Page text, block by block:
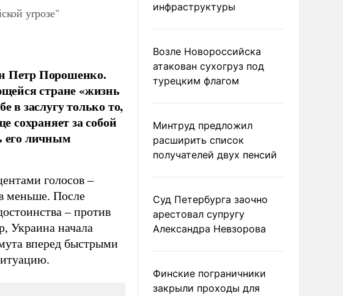
угрозе"
Петр Порошенко.
стране «жизнь
в заслугу только то,
сохраняет за собой
его личным
голосов –
меньше. После
– против
Украина начала
вперед быстрыми
инфраструктуры
Возле Новороссийска
атакован сухогруз под
турецким флагом
Минтруд предложил
расширить список
получателей двух пенсий
Суд Петербурга заочно
арестовал супругу
Александра Невзорова
Финские пограничники
закрыли проходы для